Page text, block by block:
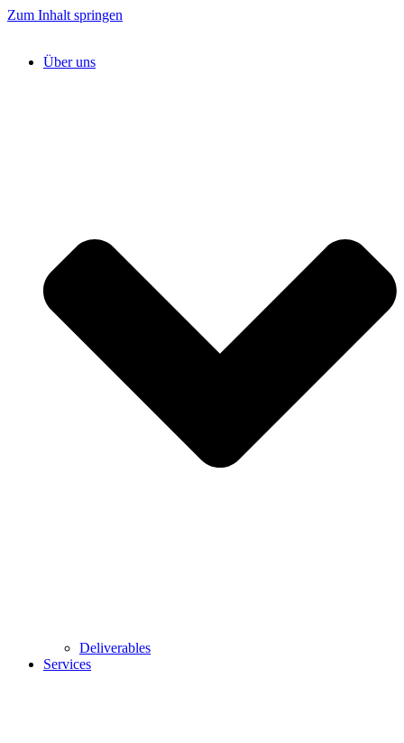
Zum Inhalt springen
Über uns
Deliverables
Services